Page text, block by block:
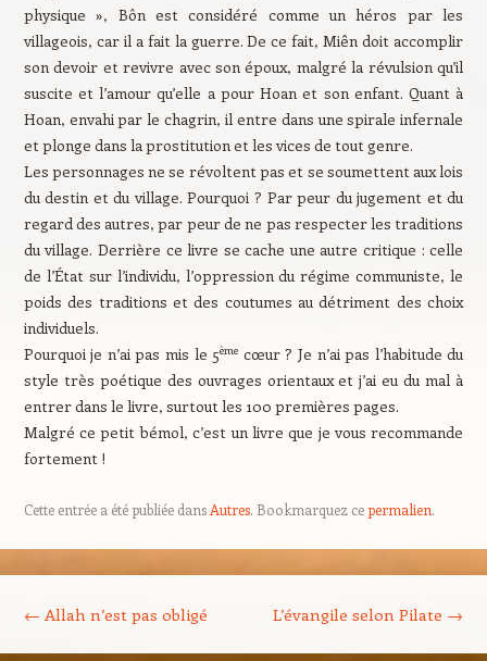
physique », Bôn est considéré comme un héros par les
villageois, car il a fait la guerre. De ce fait, Miên doit accomplir
son devoir et revivre avec son époux, malgré la révulsion qu’il
suscite et l’amour qu’elle a pour Hoan et son enfant. Quant à
Hoan, envahi par le chagrin, il entre dans une spirale infernale
et plonge dans la prostitution et les vices de tout genre.
Les personnages ne se révoltent pas et se soumettent aux lois
du destin et du village. Pourquoi ? Par peur du jugement et du
regard des autres, par peur de ne pas respecter les traditions
du village. Derrière ce livre se cache une autre critique : celle
de l’État sur l’individu, l’oppression du régime communiste, le
poids des traditions et des coutumes au détriment des choix
individuels.
Pourquoi je n’ai pas mis le 5ème cœur ? Je n’ai pas l’habitude du
style très poétique des ouvrages orientaux et j’ai eu du mal à
entrer dans le livre, surtout les 100 premières pages.
Malgré ce petit bémol, c’est un livre que je vous recommande
fortement !
Cette entrée a été publiée dans Autres. Bookmarquez cepermalien.
← Allah n’est pas obligé L’évangile selon Pilate →